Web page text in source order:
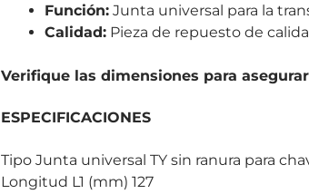
Función:Junta universal para la
Calidad:Pieza de repuesto de
Verifique las dimensiones para
ESPECIFICACIONES
Tipo Junta universal TY sin ranura para
Longitud L1 (mm) 127